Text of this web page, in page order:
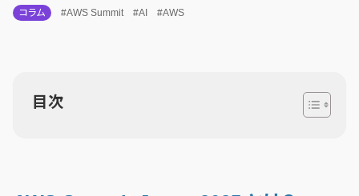
コラム #AWS Summit #AI #AWS
目次